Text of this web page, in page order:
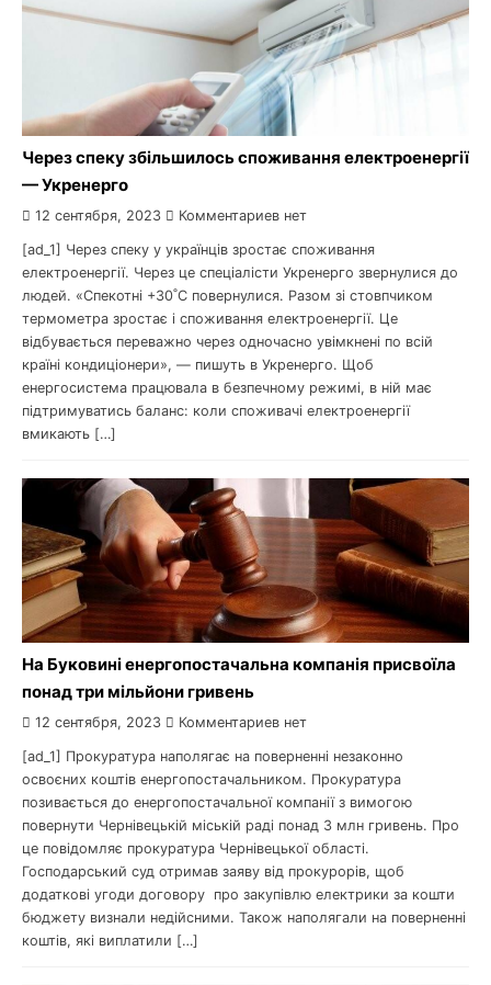
Через спеку збільшилось споживання електроенергії
— Укренерго
12 сентября, 2023 Комментариев нет
[ad_1] ​Через спеку у українців зростає споживання
електроенергії. Через це спеціалісти Укренерго звернулися до
людей. «Спекотні +30˚С повернулися. Разом зі стовпчиком
термометра зростає і споживання електроенергії. Це
відбувається переважно через одночасно увімкнені по всій
країні кондиціонери», — пишуть в Укренерго. Щоб
енергосистема працювала в безпечному режимі, в ній має
підтримуватись баланс: коли споживачі електроенергії
вмикають […]
На Буковині енергопостачальна компанія присвоїла
понад три мільйони гривень
12 сентября, 2023 Комментариев нет
[ad_1] Прокуратура наполягає на поверненні незаконно
освоєних коштів енергопостачальником. Прокуратура
позивається до енергопостачальної компанії з вимогою
повернути Чернівецькій міській раді понад 3 млн гривень. Про
це повідомляє прокуратура Чернівецької області.
Господарський суд отримав заяву від прокурорів, щоб
додаткові угоди договору про закупівлю електрики за кошти
бюджету визнали недійсними. Також наполягали на поверненні
коштів, які виплатили […]